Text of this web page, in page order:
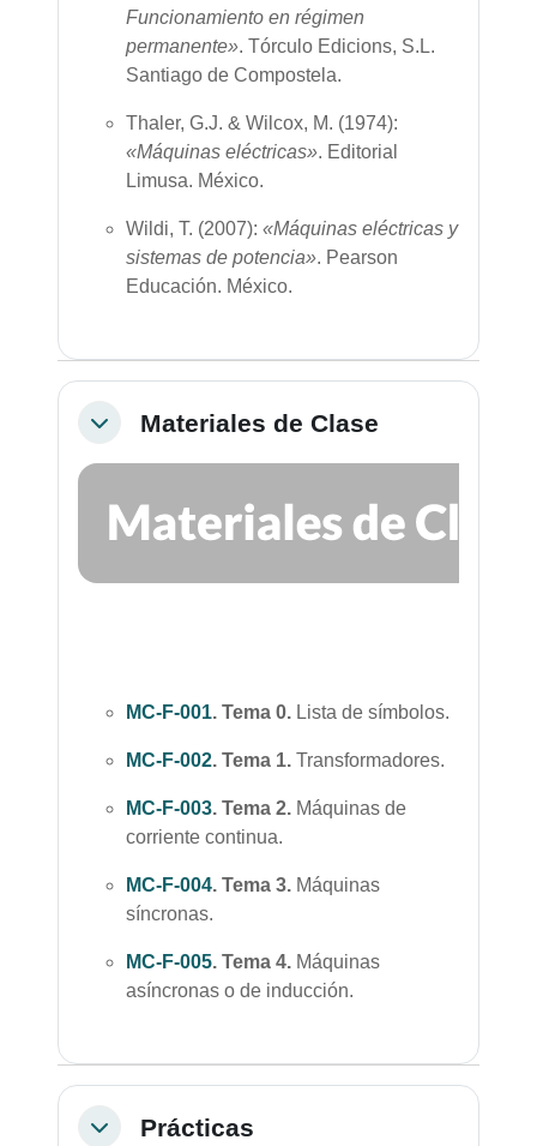
Funcionamiento en régimen
permanente». Tórculo Edicions, S.L.
Santiago de Compostela.
Thaler, G.J. & Wilcox, M. (1974):
«Máquinas eléctricas». Editorial
Limusa. México.
Wildi, T. (2007): «Máquinas eléctricas y
sistemas de potencia». Pearson
Educación. México.
ColapsarMateriales de Clase
MC-F-001. Tema 0. Lista de símbolos.
MC-F-002. Tema 1. Transformadores.
MC-F-003. Tema 2. Máquinas de
corriente continua.
MC-F-004. Tema 3. Máquinas
síncronas.
MC-F-005. Tema 4. Máquinas
asíncronas o de inducción.
ColapsarPrácticas